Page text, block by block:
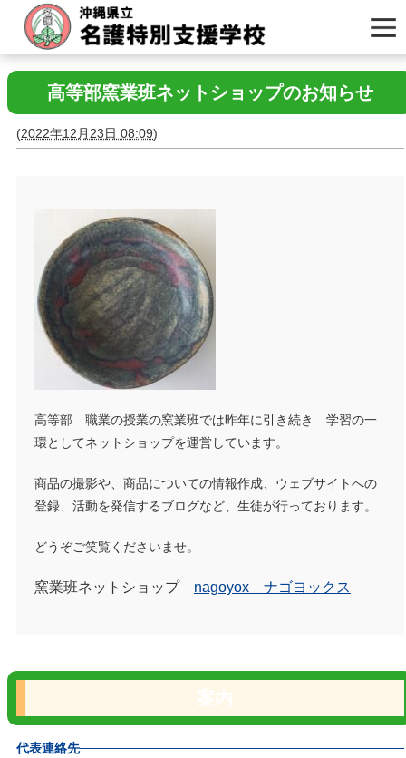
高等部窯業班ネットショップのお知らせ
(2022年12月23日 08:09)
高等部 職業の授業の窯業班では昨年に引き続き 学習の一
環としてネット ショ ップを運営しています。
商品の撮影や 、商品についての情報作成、 ウェブサイトへの
登録、活動を発信するブログなど、生徒が行っております。
どうぞご笑覧くださいませ。
窯業班ネットショップ nagoyox ナゴヨックス
代表連絡先